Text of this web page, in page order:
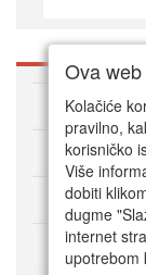
O DVD Zoni
Kako
Korisnički
Način
Ova
Kolačiće
pravilno,
korisničko
Više
dobiti
dugme
internet
upotrebom